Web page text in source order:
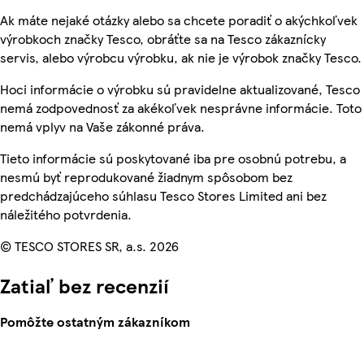
Ak máte nejaké otázky alebo sa chcete poradiť o akýchkoľvek
výrobkoch značky Tesco, obráťte sa na Tesco zákaznícky
servis, alebo výrobcu výrobku, ak nie je výrobok značky Tesco.
Hoci informácie o výrobku sú pravidelne aktualizované, Tesco
nemá zodpovednosť za akékoľvek nesprávne informácie. Toto
nemá vplyv na Vaše zákonné práva.
Tieto informácie sú poskytované iba pre osobnú potrebu, a
nesmú byť reprodukované žiadnym spôsobom bez
predchádzajúceho súhlasu Tesco Stores Limited ani bez
náležitého potvrdenia.
© TESCO STORES SR, a.s. 2026
Zatiaľ bez recenzií
Pomôžte ostatným zákazníkom